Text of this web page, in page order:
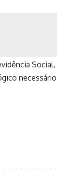
necessário